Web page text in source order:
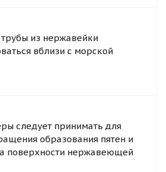
из нержавейки
вблизи с морской
следует принимать для
образования пятен и
поверхности нержавеющей